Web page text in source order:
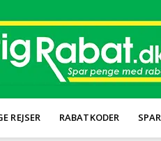
REJSER RABATKODER